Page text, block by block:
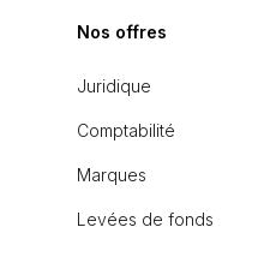
Nos offres
Juridique
Comptabilité
Marques
Levées de fonds